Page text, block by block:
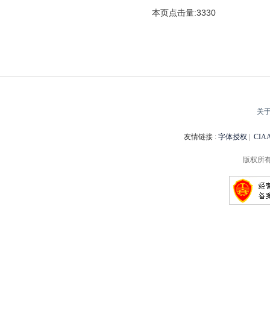
本页点击量:3330
关
友情链接 : 字体授权
版权所